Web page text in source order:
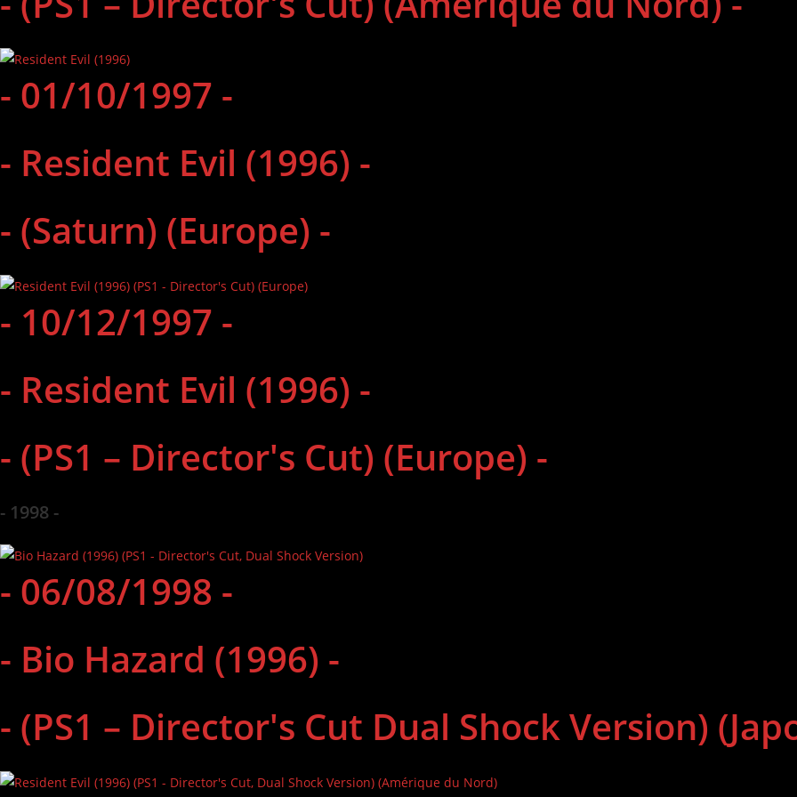
- 01/10/1997 -
- Resident Evil (1996) -
- (Saturn) (Europe) -
- 10/12/1997 -
- Resident Evil (1996) -
- (PS1 – Director's Cut) (Europe) -
- 1998 -
- 06/08/1998 -
- Bio Hazard (1996) -
- (PS1 – Director's Cut Dual Shock Version)